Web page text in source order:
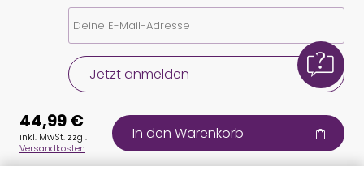
Jetzt anmelden
44,99 €
inkl. MwSt. zzgl.
Versandkosten
In den Warenkorb